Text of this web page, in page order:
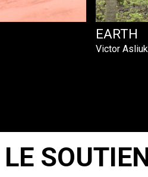
EARTH
Victor Asliuk